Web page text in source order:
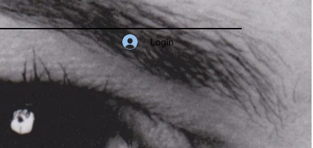
Login